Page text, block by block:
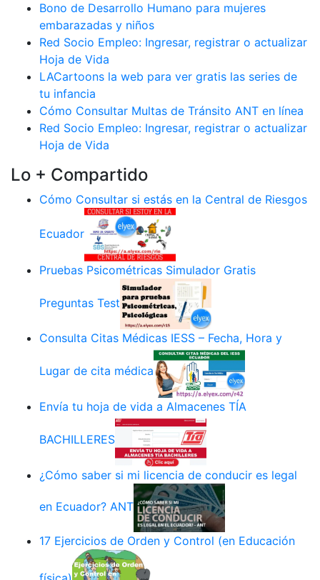
Bono de Desarrollo Humano para mujeres
embarazadas y niños
Red Socio Empleo: Ingresar, registrar o actualizar
Hoja de Vida
LACartoons la web para ver gratis las series de
tu infancia
Cómo Consultar Multas de Tránsito ANT en línea
Red Socio Empleo: Ingresar, registrar o actualizar
Hoja de Vida
Lo + Compartido
Cómo Consultar si estás en la Central de Riesgos
Ecuador
Pruebas Psicométricas Simulador Gratis
Preguntas Test
Consulta Citas Médicas IESS – Fecha, Hora y
Lugar de cita médica
Envía tu hoja de vida a Almacenes TÍA
BACHILLERES
¿Cómo saber si mi licencia de conducir es legal
en Ecuador? ANT
17 Ejercicios de Orden y Control (en Educación